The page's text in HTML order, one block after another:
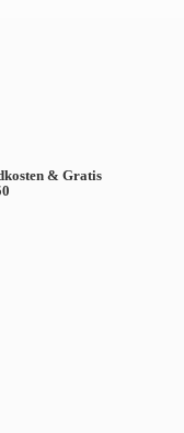
& Gratis